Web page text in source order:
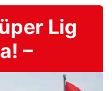
Lig
–